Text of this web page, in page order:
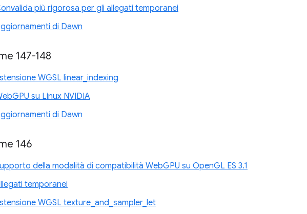
più rigorosa per gli allegati temporanei
di Dawn
147-148
WGSL linear_indexing
su Linux NVIDIA
di Dawn
146
della modalità di compatibilità WebGPU su OpenGL ES 3.1
temporanei
WGSL texture_and_sampler_let